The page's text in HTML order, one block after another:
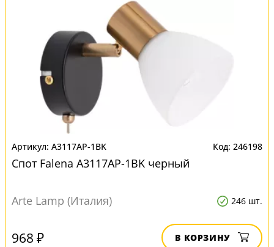
A3117AP-1BK 246198
Спот Falena A3117AP-1BK черный
Arte Lamp (Италия) 246 шт.
968 ₽ В КОРЗИНУ